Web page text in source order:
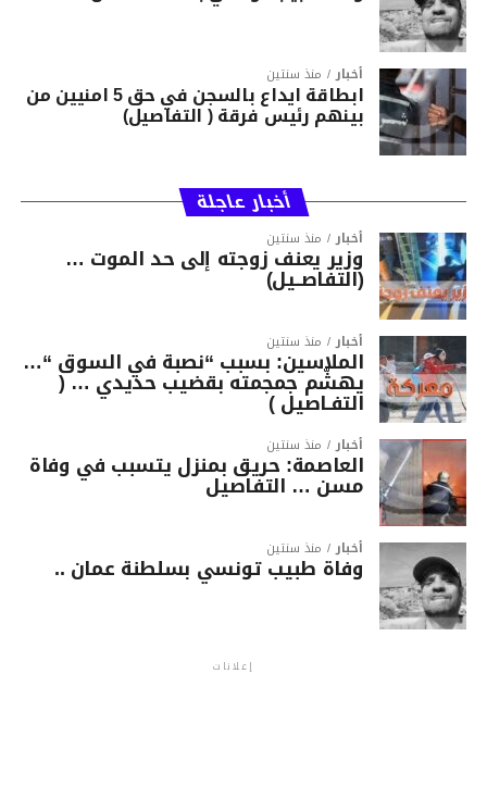
أخبار منذ سنتين
ابطاقة ايداع بالسجن في حق 5 امنيين من
بينهم رئيس فرقة ( التفاصيل)
أخبار عاجلة
أخبار منذ سنتين
وزير يعنف زوجته إلى حد الموت …
(التفاصــيل)
أخبار منذ سنتين
الملاسين: بسبب “نصبة في السوق “…
يهشّم جمجمته بقضيب حديدي … (
التفـاصيل )
أخبار منذ سنتين
العاصمة: حريق بمنزل يتسبب في وفاة
مسن … التفاصيل
أخبار منذ سنتين
وفاة طبيب تونسي بسلطنة عمان ..
إعلانات